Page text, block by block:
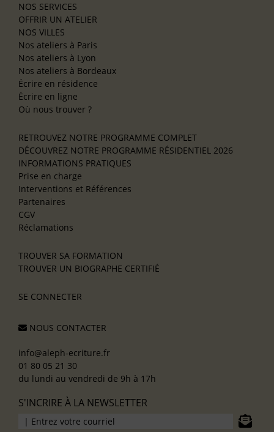
NOS SERVICES
OFFRIR UN ATELIER
NOS VILLES
Nos ateliers à Paris
Nos ateliers à Lyon
Nos ateliers à Bordeaux
Écrire en résidence
Écrire en ligne
Où nous trouver ?
RETROUVEZ NOTRE PROGRAMME COMPLET
DÉCOUVREZ NOTRE PROGRAMME RÉSIDENTIEL 2026
INFORMATIONS PRATIQUES
Prise en charge
Interventions et Références
Partenaires
CGV
Réclamations
TROUVER SA FORMATION
TROUVER UN BIOGRAPHE CERTIFIÉ
SE CONNECTER
NOUS CONTACTER
info@aleph-ecriture.fr
01 80 05 21 30
du lundi au vendredi de 9h à 17h
S'INCRIRE À LA NEWSLETTER